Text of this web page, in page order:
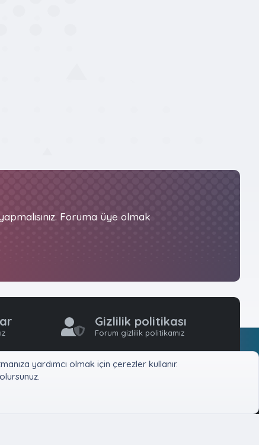
Foruma üye olmak
Gizlilik politikası
Forum gizlilik politikamız
yardımcı olmak için çerezler kullanır.